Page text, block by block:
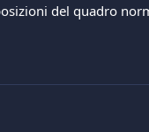
del quadro